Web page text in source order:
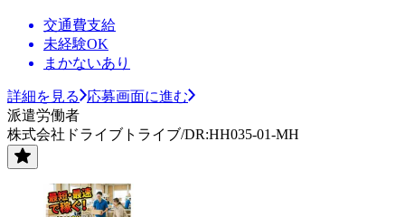
交通費支給
未経験OK
まかないあり
詳細を見る
応募画面に進む
派遣労働者
株式会社ドライブトライブ/DR:HH035-01-MH